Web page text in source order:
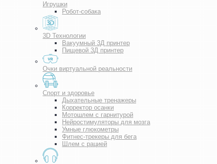
Игрушки
Робот-собака
3D Технологии
Вакуумный 3Д принтер
Пищевой 3Д принтер
Очки виртуальной реальности
Спорт и здоровье
Дыхательные тренажеры
Корректор осанки
Мотошлем с гарнитурой
Нейростимуляторы для мозга
Умные глюкометры
Фитнес-трекеры для бега
Шлем с рацией